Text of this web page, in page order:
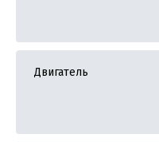
Двигатель